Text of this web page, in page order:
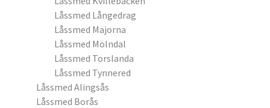
Låssmed Långedrag
Låssmed Majorna
Låssmed Mölndal
Låssmed Torslanda
Låssmed Tynnered
Låssmed Alingsås
Låssmed Borås